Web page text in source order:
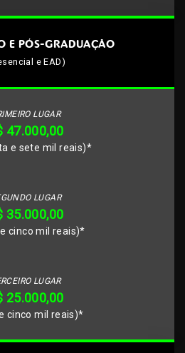
E PÓS-GRADUAÇÃO
e EAD)
LUGAR
47.000,00
e sete mil reais)*
LUGAR
35.000,00
cinco mil reais)*
LUGAR
25.000,00
cinco mil reais)*